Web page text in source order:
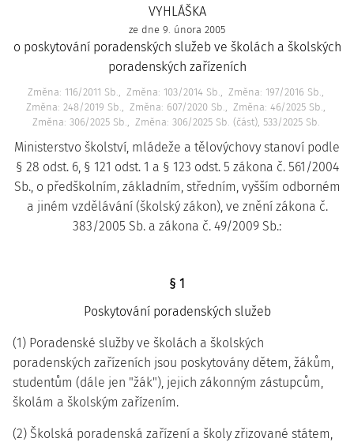
VYHLÁŠKA
ze dne 9. února 2005
o poskytování poradenských služeb ve školách a školských
poradenských zařízeních
Změna: 116/2011 Sb. Změna: 103/2014 Sb.
Změna: 197/2016 Sb.
Změna: 248/2019 Sb.
Změna: 607/2020 Sb.
Změna: 46/2025 Sb.
Změna: 306/2025 Sb.
Změna: 306/2025 Sb. (část), 533/2025 Sb.
Ministerstvo školství, mládeže a tělovýchovy stanoví podle
§ 28 odst. 6, § 121 odst. 1 a § 123 odst. 5 zákona č. 561/2004
Sb., o předškolním, základním, středním, vyšším odborném
a jiném vzdělávání (školský zákon), ve znění zákona č.
383/2005 Sb. a zákona č. 49/2009 Sb.:
§ 1
Poskytování poradenských služeb
(1) Poradenské služby ve školách a školských
poradenských zařízeních jsou poskytovány dětem, žákům,
studentům (dále jen "žák"), jejich zákonným zástupcům,
školám a školským zařízením.
(2) Školská poradenská zařízení a školy zřizované státem,